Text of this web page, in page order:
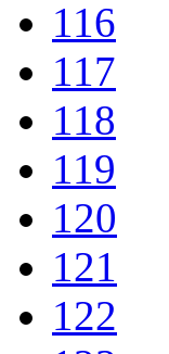
116
117
118
119
120
121
122